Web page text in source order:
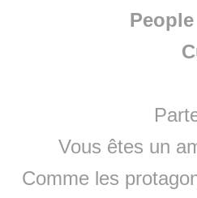
People
Vous êtes un
Comme les